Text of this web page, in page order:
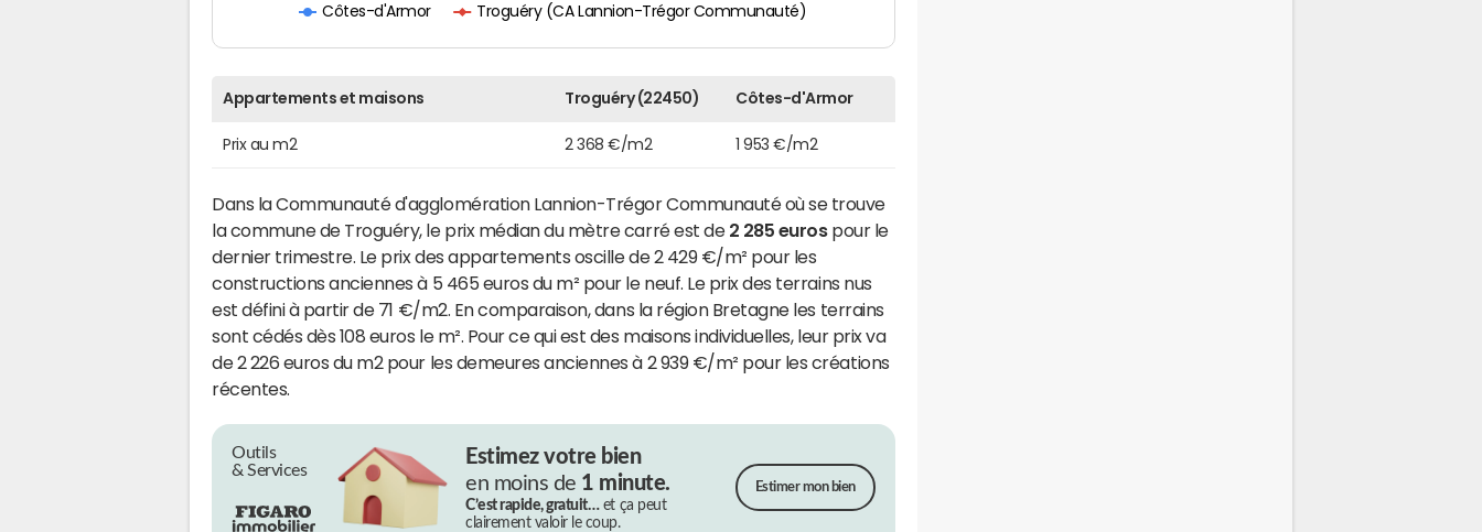
Côtes-d'Armor Troguéry (CA Lannion-Trégor Communauté)
Appartements et maisons Troguéry (22450) Côtes-d'Armor
Prix au m2 2 368 €/m2 1 953 €/m2
Dans la Communauté d'agglomération Lannion-Trégor Communauté où se trouve
la commune de Troguéry, le prix médian du mètre carré est de 2 285 eurospour le
dernier trimestre. Le prix des appartements oscille de 2 429 €/m² pour les
constructions anciennes à 5 465 euros du m² pour le neuf. Le prix des terrains nus
est défini à partir de 71 €/m2. En comparaison, dans la région Bretagne les terrains
sont cédés dès 108 euros le m². Pour ce qui est des maisons individuelles, leur prix va
de 2 226 euros du m2 pour les demeures anciennes à 2 939 €/m² pour les créations
récentes.
Outils
& Services
Estimez votre bien
en moins de 1 minute.
C’est rapide, gratuit…et ça peut
clairement valoir le coup.
Estimer mon bien